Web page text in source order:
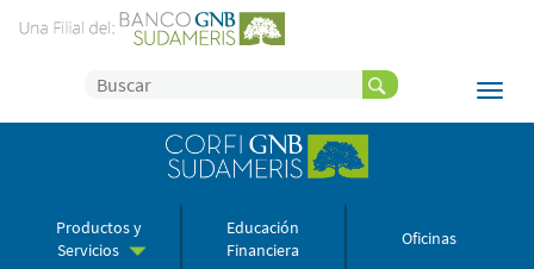
Productos y
Servicios
Educación
Financiera
Oficinas